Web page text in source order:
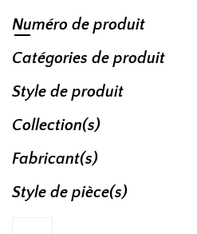
Numéro de produit
Catégories de produit
Style de produit
Collection(s)
Fabricant(s)
Style de pièce(s)